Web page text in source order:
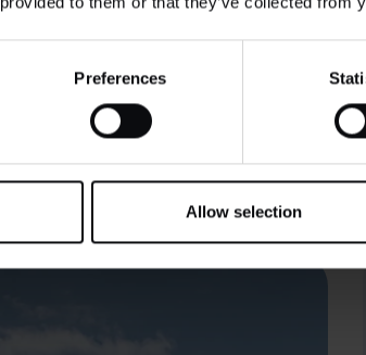
Preferences
Allow selection
campussen
en
en